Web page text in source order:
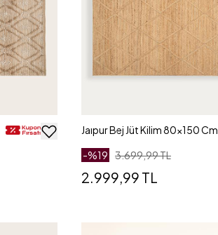
Jaıpur Bej Jüt Kilim 80x150 Cm
-%19 3.699,99 TL
2.999,99 TL